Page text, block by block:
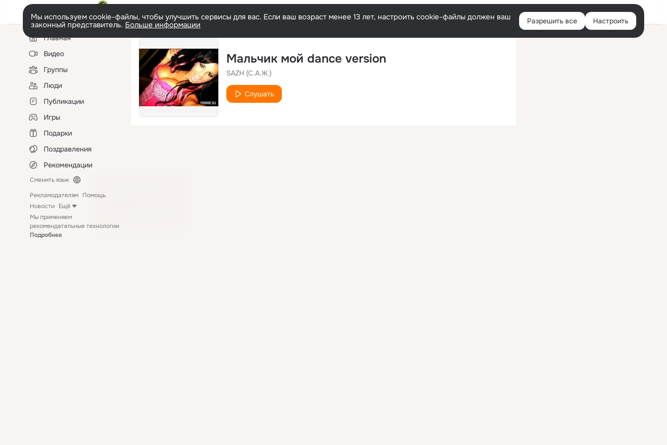
Войти
Мы используем cookie-файлы, чтобы улучшить сервисы для вас. Если ваш возраст менее 13 лет, настроить cookie-файлы должен ваш
законный представитель. Больше информации Разрешить все Настроить
Левая
колонкаГлавная
Видео
Группы
Люди
Публикации
Игры
Подарки
Поздравления
Рекомендации
Сменить язык
Рекламодателям Помощь
Новости Ещё
Мы применяем
рекомендательные технологии
Подробнее
Мальчик мой dance version
SAZH (С.А.Ж.)
Слушать